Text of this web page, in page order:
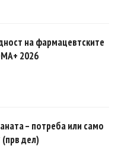
на фармацевтските
2026
– потреба или само
дел)